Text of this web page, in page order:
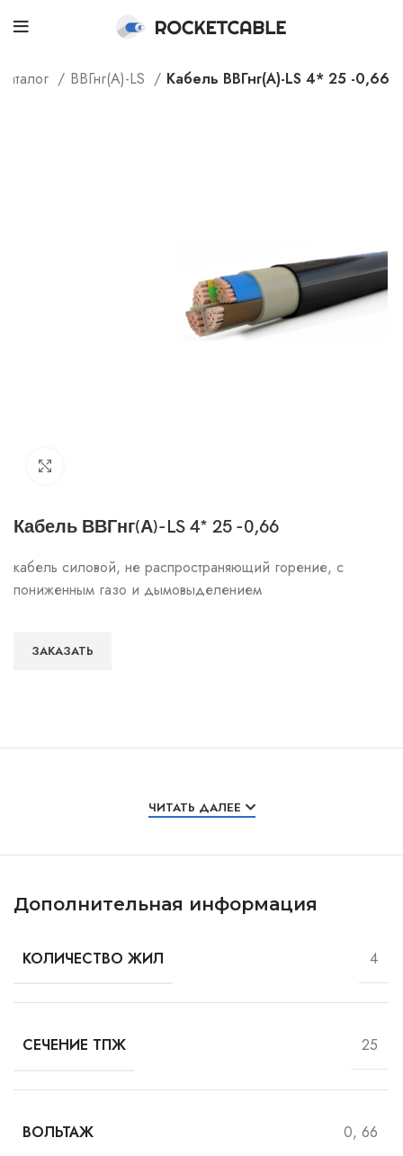
Каталог ВВГнг(А)-LS Кабель ВВГнг(А)-LS 4* 25 -0,66
Кабель ВВГнг(А)-LS 4* 25 -0,66
кабель силовой, не распространяющий горение, с
пониженным газо и дымовыделением
ЗАКАЗАТЬ
ЧИТАТЬ ДАЛЕЕ
Дополнительная информация
КОЛИЧЕСТВО ЖИЛ 4
СЕЧЕНИЕ ТПЖ 25
ВОЛЬТАЖ 0, 66